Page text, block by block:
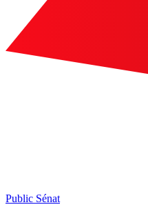
Public Sénat